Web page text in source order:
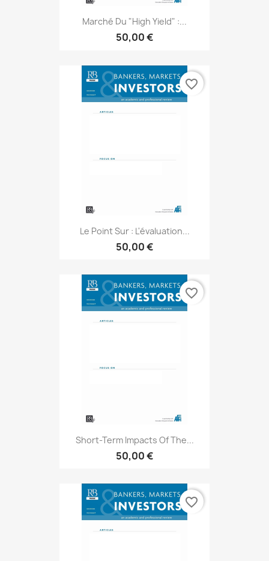
Marché Du "high Yield" :...
50,00 €
Le Point Sur : L'évaluation...
50,00 €
favorite_border
Short-Term Impacts Of The...
50,00 €
favorite_border
favorite_border